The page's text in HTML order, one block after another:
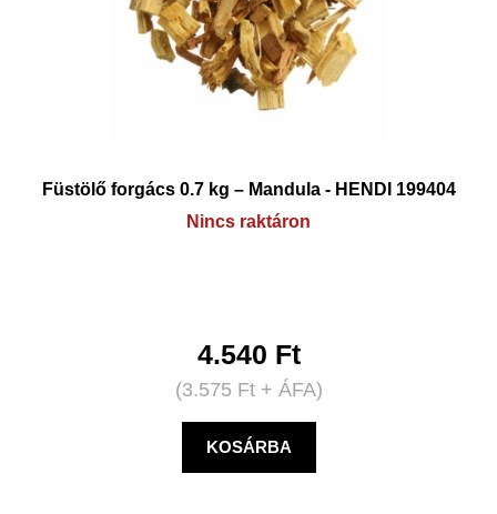
Füstölő forgács 0.7 kg – Mandula - HENDI 199404
Nincs raktáron
4.540 Ft
(3.575 Ft+ ÁFA)
KOSÁRBA